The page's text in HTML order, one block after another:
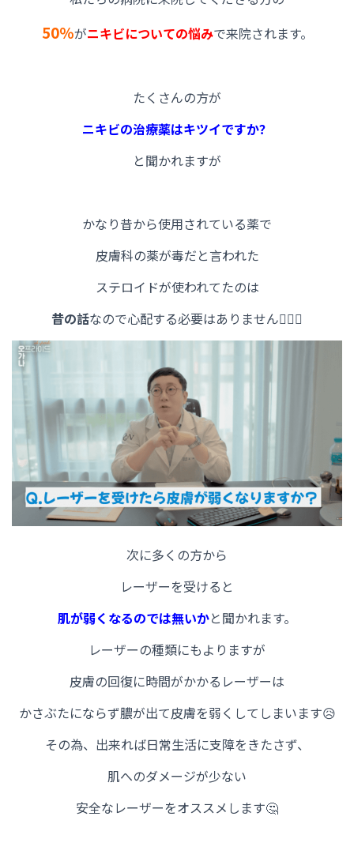
50％がニキビについての悩みで来院されます。
たくさんの方が
ニキビの治療薬はキツイですか？
と聞かれますが
かなり昔から使用されている薬で
皮膚科の薬が毒だと言われた
ステロイドが使われてたのは
昔の話なので心配する必要はありません🙋‍♀️✨
次に多くの方から
レーザーを受けると
肌が弱くなるのでは無いかと聞かれます。
レーザーの種類にもよりますが
皮膚の回復に時間がかかるレーザーは
かさぶたにならず膿が出て皮膚を弱くしてしまいます😥
その為、出来れば日常生活に支障をきたさず、
肌へのダメージが少ない
安全なレーザーをオススメします🤔